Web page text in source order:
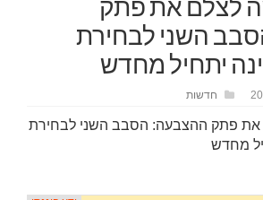
לצלם את פתק
השני לבחירת
יתחיל מחדש
חדשות
פתק ההצבעה: הסבב השני לבחירת
מחדש